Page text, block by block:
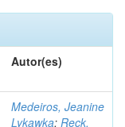
Autor(es)
Medeiros, Jeanine
Lykawka; Reck,